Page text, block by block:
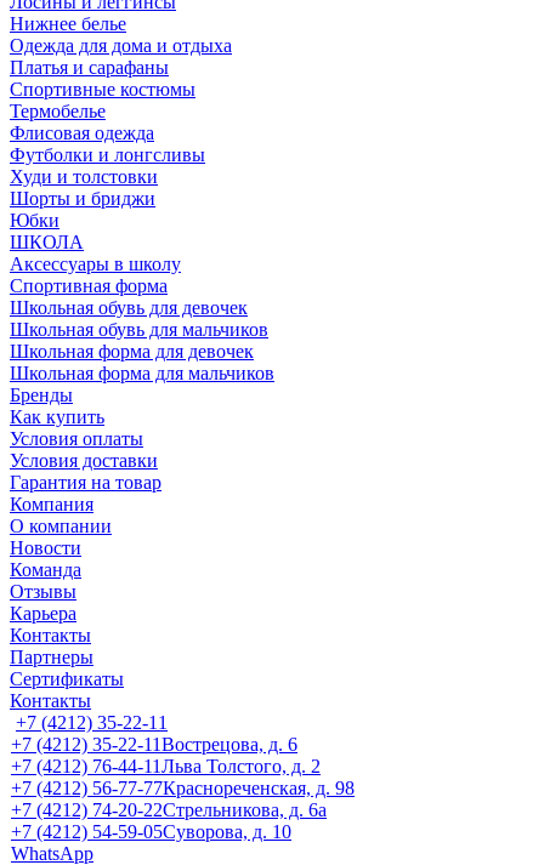
Нижнее белье
Одежда для дома и отдыха
Платья и сарафаны
Спортивные костюмы
Термобелье
Флисовая одежда
Футболки и лонгсливы
Худи и толстовки
Шорты и бриджи
Юбки
ШКОЛА
Аксессуары в школу
Спортивная форма
Школьная обувь для девочек
Школьная обувь для мальчиков
Школьная форма для девочек
Школьная форма для мальчиков
Бренды
Как купить
Условия оплаты
Условия доставки
Гарантия на товар
Компания
О компании
Новости
Команда
Отзывы
Карьера
Контакты
Партнеры
Сертификаты
Контакты
+7 (4212) 35-22-11
+7 (4212) 35-22-11Вострецова, д. 6
+7 (4212) 76-44-11Льва Толстого, д. 2
+7 (4212) 56-77-77Краснореченская, д. 98
+7 (4212) 74-20-22Стрельникова, д. 6а
+7 (4212) 54-59-05Суворова, д. 10
WhatsApp